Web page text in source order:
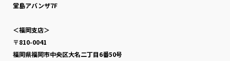
堂島アバンザ7F
＜福岡支店＞
〒810-0041
福岡県福岡市中央区大名二丁目6番50号